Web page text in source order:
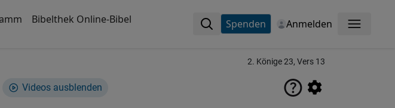
Bibelthek Online-Bibel Spenden Anmelden Menü
2. Könige 23, Vers 13
Videos ausblenden